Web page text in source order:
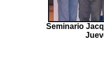
Seminario